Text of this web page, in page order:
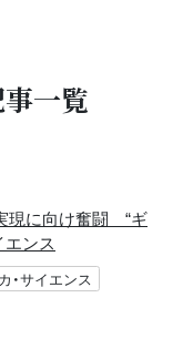
事一覧
現に向け奮闘 “ギ
エンス
・サイエンス